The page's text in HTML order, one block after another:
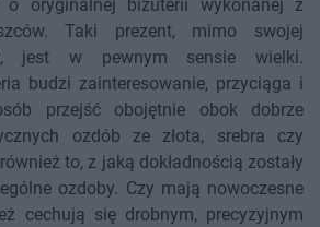
oryginalnej biżuterii wykonanej z
Taki prezent, mimo swojej
jest w pewnym sensie wielki.
budzi zainteresowanie, przyciąga i
przejść obojętnie obok dobrze
ozdób ze złota, srebra czy
to, z jaką dokładnością zostały
ozdoby. Czy mają nowoczesne
cechują się drobnym, precyzyjnym